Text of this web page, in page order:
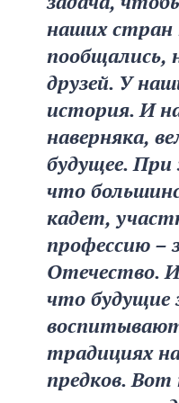
наших стран
пообщались,
друзей. У
история. И
наверняка,
будущее.
что
кадет,
профессию –
Отечество.
что
традициях
предков.